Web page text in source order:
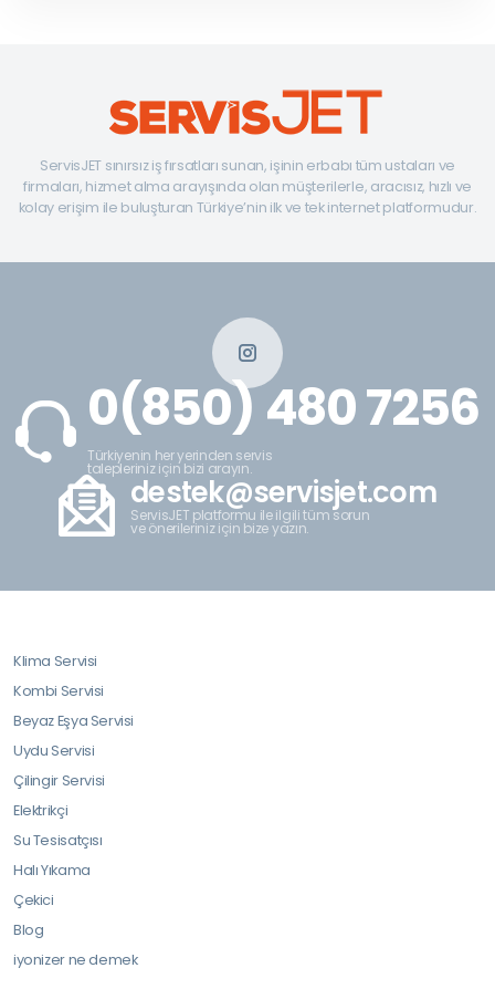
ServisJET sınırsız iş fırsatları sunan, işinin erbabı tüm ustaları ve
firmaları, hizmet alma arayışında olan müşterilerle, aracısız, hızlı ve
kolay erişim ile buluşturan Türkiye’nin ilk ve tek internet platformudur.
0(850) 480 7256
Türkiyenin her yerinden servis
talepleriniz için bizi arayın.
destek@servisjet.com
ServisJET platformu ile ilgili tüm sorun
ve önerileriniz için bize yazın.
Klima Servisi
Kombi Servisi
Beyaz Eşya Servisi
Uydu Servisi
Çilingir Servisi
Elektrikçi
Su Tesisatçısı
Halı Yıkama
Çekici
Blog
iyonizer ne demek